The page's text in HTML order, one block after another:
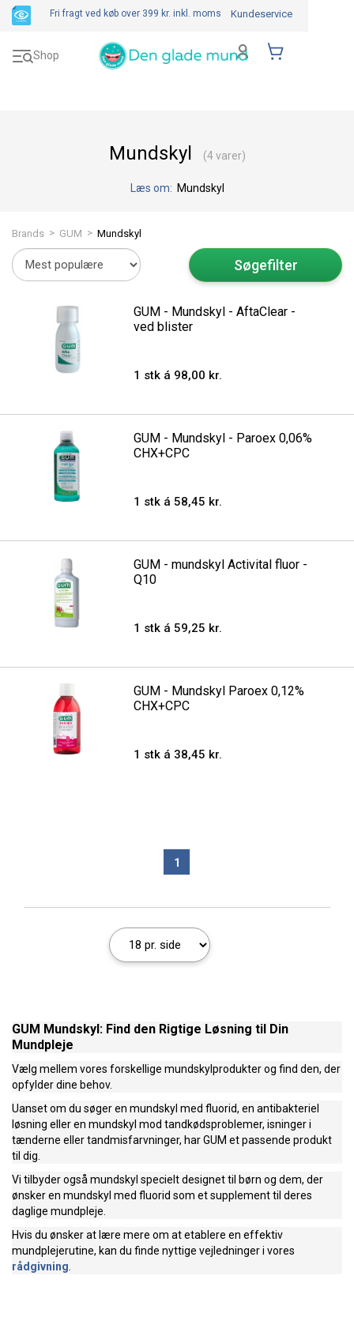
Mundskyl (4 varer)
Læs om: Mundskyl
Brands > GUM > Mundskyl
Søgefilter
GUM - Mundskyl - AftaClear -
ved blister
1 stk á 98,00 kr.
GUM - Mundskyl - Paroex 0,06%
CHX+CPC
1 stk á 58,45 kr.
GUM - mundskyl Activital fluor -
Q10
1 stk á 59,25 kr.
GUM - Mundskyl Paroex 0,12%
CHX+CPC
1 stk á 38,45 kr.
1
GUM Mundskyl: Find den Rigtige Løsning til Din
Mundpleje
Vælg mellem vores forskellige mundskylprodukter og find den, der
opfylder dine behov.
Uanset om du søger en mundskyl med fluorid, en antibakteriel
løsning eller en mundskyl mod tandkødsproblemer, isninger i
tænderne eller tandmisfarvninger, har GUM et passende produkt
til dig.
Vi tilbyder også mundskyl specielt designet til børn og dem, der
ønsker en mundskyl med fluorid som et supplement til deres
daglige mundpleje.
Hvis du ønsker at lære mere om at etablere en effektiv
mundplejerutine, kan du finde nyttige vejledninger i vores
rådgivning
Fri fragt ved køb over 399 kr. inkl. moms Kundeservice
Shop
Toggle
navigation